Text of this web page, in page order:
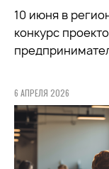
10 июня в
конкурс
6 АПРЕЛЯ 2026